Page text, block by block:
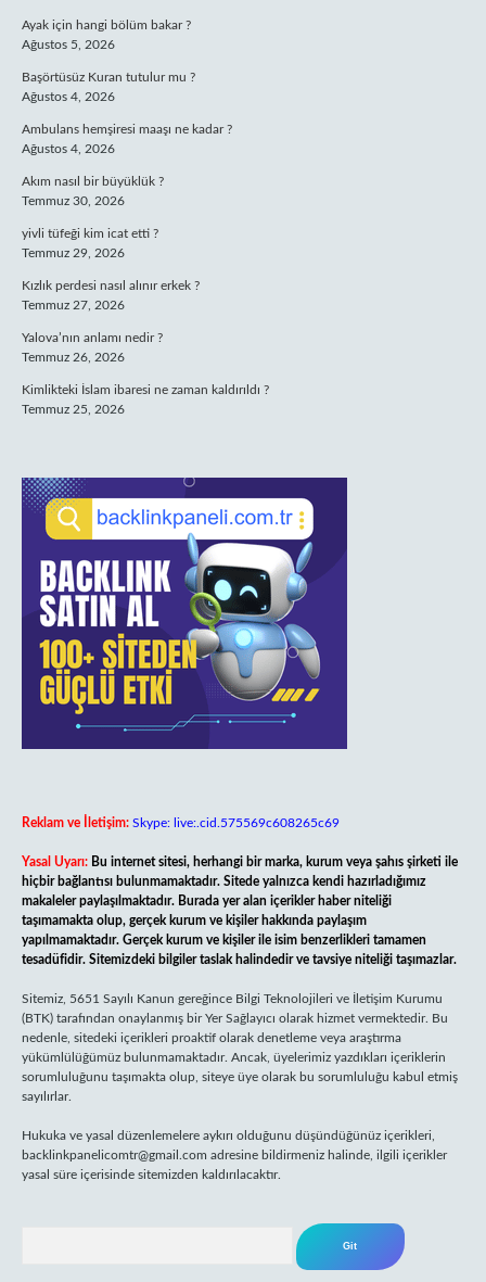
Ayak için hangi bölüm bakar ?
Ağustos 5, 2026
Başörtüsüz Kuran tutulur mu ?
Ağustos 4, 2026
Ambulans hemşiresi maaşı ne kadar ?
Ağustos 4, 2026
Akım nasıl bir büyüklük ?
Temmuz 30, 2026
yivli tüfeği kim icat etti ?
Temmuz 29, 2026
Kızlık perdesi nasıl alınır erkek ?
Temmuz 27, 2026
Yalova’nın anlamı nedir ?
Temmuz 26, 2026
Kimlikteki İslam ibaresi ne zaman kaldırıldı ?
Temmuz 25, 2026
Reklam ve İletişim: Skype: live:.cid.575569c608265c69
Yasal Uyarı: Bu internet sitesi, herhangi bir marka, kurum veya şahıs şirketi ile
hiçbir bağlantısı bulunmamaktadır. Sitede yalnızca kendi hazırladığımız
makaleler paylaşılmaktadır. Burada yer alan içerikler haber niteliği
taşımamakta olup, gerçek kurum ve kişiler hakkında paylaşım
yapılmamaktadır. Gerçek kurum ve kişiler ile isim benzerlikleri tamamen
tesadüfidir. Sitemizdeki bilgiler taslak halindedir ve tavsiye niteliği taşımazlar.
Sitemiz, 5651 Sayılı Kanun gereğince Bilgi Teknolojileri ve İletişim Kurumu
(BTK) tarafından onaylanmış bir Yer Sağlayıcı olarak hizmet vermektedir. Bu
nedenle, sitedeki içerikleri proaktif olarak denetleme veya araştırma
yükümlülüğümüz bulunmamaktadır. Ancak, üyelerimiz yazdıkları içeriklerin
sorumluluğunu taşımakta olup, siteye üye olarak bu sorumluluğu kabul etmiş
sayılırlar.
Hukuka ve yasal düzenlemelere aykırı olduğunu düşündüğünüz içerikleri,
backlinkpanelicomtr@gmail.com adresine bildirmeniz halinde, ilgili içerikler
yasal süre içerisinde sitemizden kaldırılacaktır.